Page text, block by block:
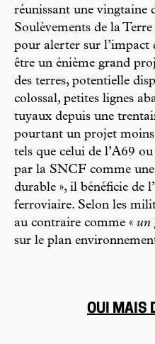
réunissant une vingtaine
Soulèvements de la
pour alerter sur l’impact
être un énième grand
des terres, potentielle
colossal, petites lignes
tuyaux depuis une
pourtant un projet moins
tels que celui de l’A69
par la SNCF comme
durable », il bénéficie de
ferroviaire. Selon les
au contraire comme « un
sur le plan
OUI MAIS